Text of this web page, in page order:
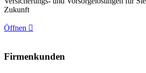
Zukunft
Öffnen 
Firmenkunden